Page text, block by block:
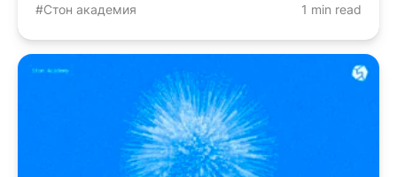
#Стон академия 1 min read